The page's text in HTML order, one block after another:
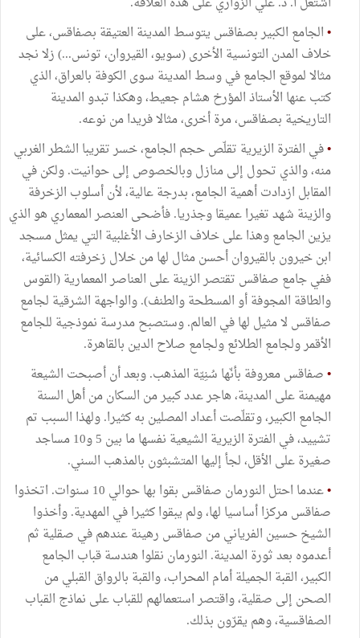
•الجامع الكبير بصفاقس يتوسط المدينة العتيقة بصفاقس، على
خلاف المدن التونسية الأخرى (سويو، القيروان، تونس...) زلا نجد
مثالا لموقع الجامع في وسط المدينة سوى الكوفة بالعراق، الذي
كتب عنها الأستاذ المؤرخ هشام جعيط، وهكذا تبدو المدينة
التاريخية بصفاقس، مرة أخرى، مثالا فريدا من نوعه.
•في الفترة الزيرية تقلّص حجم الجامع، خسر تقريبا الشطر الغربي
منه، والذي تحول إلى منازل وبالخصوص إلى حوانيت. ولكن في
المقابل ازدادت أهمية الجامع، بدرجة عالية، لأن أسلوب الزخرفة
والزينة شهد تغيرا عميقا وجذريا. فأضحى العنصر المعماري هو الذي
يزين الجامع وهذا على خلاف الزخارف الأغلبية التي يمثل مسجد
ابن خيرون بالقيروان أحسن مثال لها من خلال زخرفته الكسائية،
ففي جامع صفاقس تقتصر الزينة على العناصر المعمارية (القوس
والطاقة المجوفة أو المسطحة والطنف). والواجهة الشرقية لجامع
صفاقس لا مثيل لها في العالم. وستصبح مدرسة نموذجية للجامع
الأقمر ولجامع الطلائع ولجامع صلاح الدين بالقاهرة.
•صفاقس معروفة بأنّها سُنِيّة المذهب. وبعد أن أصبحت الشيعة
مهيمنة على المدينة، هاجر عدد كبير من السكان من أهل السنة
الجامع الكبير، وتقلّصت أعداد المصلين به كثيرا. ولهذا السبب تم
تشييد، في الفترة الزيرية الشيعية نفسها ما بين 5 و10 مساجد
صغيرة على الأقل، لجأ إليها المتشبثون بالمذهب السني.
•
عندما احتل النورمان صفاقس بقوا بها حوالي 10 سنوات. اتخذوا
صفاقس مركزا أساسيا لها، ولم يبقوا كثيرا في المهدية. وأخذوا
الشيخ حسين الفرياني من صفاقس رهينة عندهم في صقلية ثم
أعدموه بعد ثورة المدينة. النورمان نقلوا هندسة قباب الجامع
الكبير، القبة الجميلة أمام المحراب، والقبة بالرواق القبلي من
الصحن إلى صقلية، واقتصر استعمالهم للقباب على نماذج القباب
الصفاقسية، وهم يقرّون بذلك.